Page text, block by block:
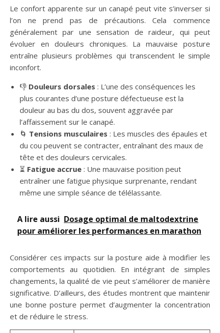
Le confort apparente sur un canapé peut vite s’inverser si
l’on ne prend pas de précautions. Cela commence
généralement par une sensation de raideur, qui peut
évoluer en douleurs chroniques. La mauvaise posture
entraîne plusieurs problèmes qui transcendent le simple
inconfort.
👎 Douleurs dorsales : L’une des conséquences les
plus courantes d’une posture défectueuse est la
douleur au bas du dos, souvent aggravée par
l’affaissement sur le canapé.
🌀 Tensions musculaires : Les muscles des épaules et
du cou peuvent se contracter, entraînant des maux de
tête et des douleurs cervicales.
⏳ Fatigue accrue : Une mauvaise position peut
entraîner une fatigue physique surprenante, rendant
même une simple séance de télélassante.
A lire aussi Dosage optimal de maltodextrine
pour améliorer les performances en marathon
Considérer ces impacts sur la posture aide à modifier les
comportements au quotidien. En intégrant de simples
changements, la qualité de vie peut s’améliorer de manière
significative. D’ailleurs, des études montrent que maintenir
une bonne posture permet d’augmenter la concentration
et de réduire le stress.